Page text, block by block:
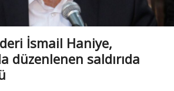
İsmail Haniye,
düzenlenen saldırıda